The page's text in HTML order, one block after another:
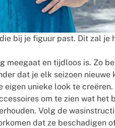
bij je figuur past. Dit zal je
meegaat en tijdloos is. Zo
dat je elk seizoen
eigen unieke look te
om te zien wat het
Volg de
dat ze beschadigen